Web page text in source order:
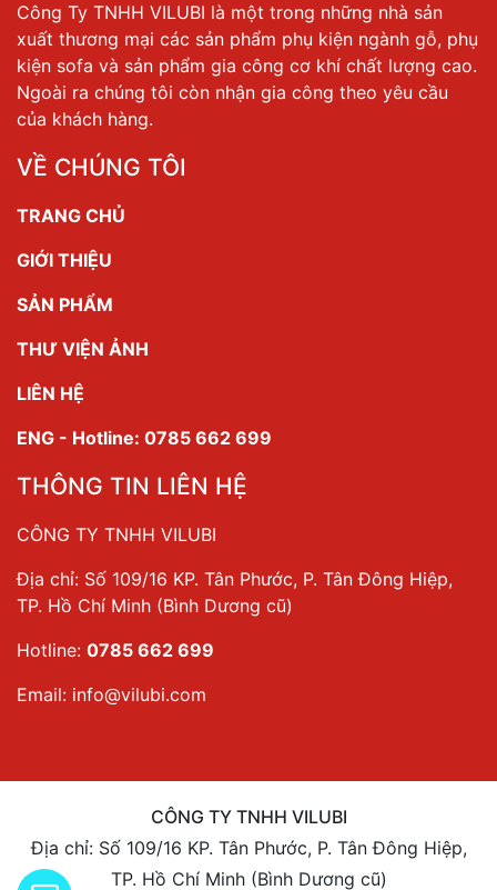
Công Ty TNHH VILUBI là một trong những nhà sản
xuất thương mại các sản phẩm phụ kiện ngành gỗ, phụ
kiện sofa và sản phẩm gia công cơ khí chất lượng cao.
Ngoài ra chúng tôi còn nhận gia công theo yêu cầu
của khách hàng.
VỀ CHÚNG TÔI
TRANG CHỦ
GIỚI THIỆU
SẢN PHẨM
THƯ VIỆN ẢNH
LIÊN HỆ
ENG - Hotline: 0785 662 699
THÔNG TIN LIÊN HỆ
CÔNG TY TNHH VILUBI
Địa chỉ: Số 109/16 KP. Tân Phước, P. Tân Đông Hiệp,
TP. Hồ Chí Minh (Bình Dương cũ)
Hotline: 0785 662 699
Email: info@vilubi.com
CÔNG TY TNHH VILUBI
Địa chỉ: Số 109/16 KP. Tân Phước, P. Tân Đông Hiệp,
TP. Hồ Chí Minh (Bình Dương cũ)